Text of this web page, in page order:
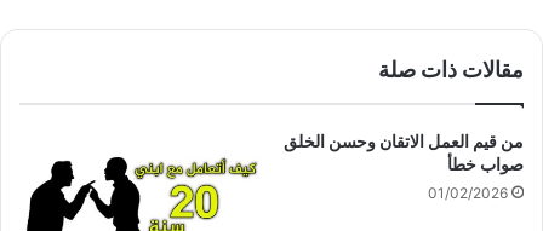
مقالات ذات صلة
من قيم العمل الاتقان وحسن الخلق
صواب خطأ
01/02/2026